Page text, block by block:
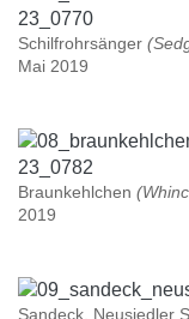
Schilfrohrsänger
Mai 2019
Braunkehlchen
2019
Sandeck, Neusiedler